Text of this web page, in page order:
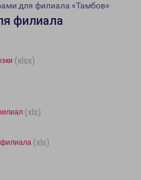
для филиала «Тамбов»
филиала
(xlsx)
(xls)
филиала (xls)